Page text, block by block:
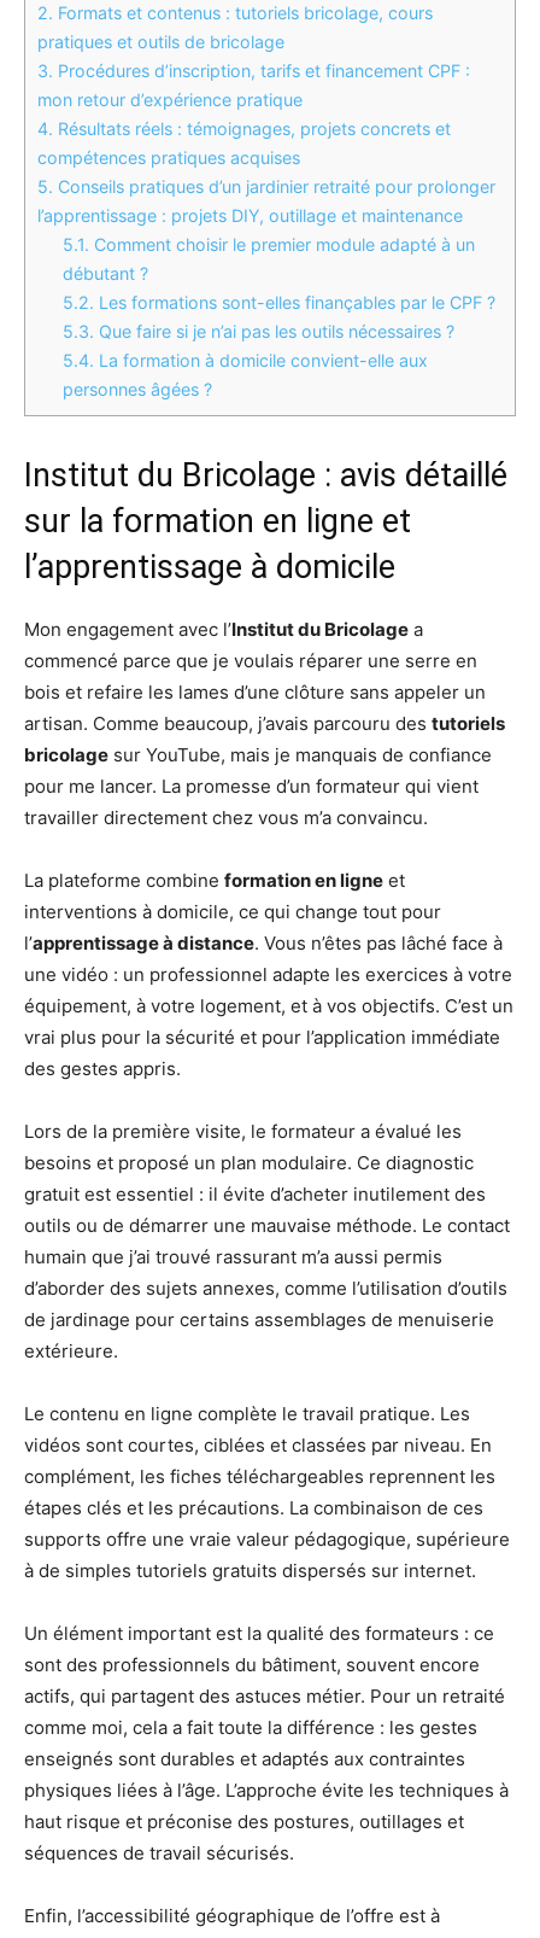
2. Formats et contenus : tutoriels bricolage, cours
pratiques et outils de bricolage
3. Procédures d’inscription, tarifs et financement CPF :
mon retour d’expérience pratique
4. Résultats réels : témoignages, projets concrets et
compétences pratiques acquises
5. Conseils pratiques d’un jardinier retraité pour prolonger
l’apprentissage : projets DIY, outillage et maintenance
5.1. Comment choisir le premier module adapté à un
débutant ?
5.2. Les formations sont-elles finançables par le CPF ?
5.3. Que faire si je n’ai pas les outils nécessaires ?
5.4. La formation à domicile convient-elle aux
personnes âgées ?
Institut du Bricolage : avis détaillé
sur la formation en ligne et
l’apprentissage à domicile
Mon engagement avec l’Institut du Bricolage a
commencé parce que je voulais réparer une serre en
bois et refaire les lames d’une clôture sans appeler un
artisan. Comme beaucoup, j’avais parcouru des tutoriels
bricolage sur YouTube, mais je manquais de confiance
pour me lancer. La promesse d’un formateur qui vient
travailler directement chez vous m’a convaincu.
La plateforme combine formation en ligne et
interventions à domicile, ce qui change tout pour
l’apprentissage à distance. Vous n’êtes pas lâché face à
une vidéo : un professionnel adapte les exercices à votre
équipement, à votre logement, et à vos objectifs. C’est un
vrai plus pour la sécurité et pour l’application immédiate
des gestes appris.
Lors de la première visite, le formateur a évalué les
besoins et proposé un plan modulaire. Ce diagnostic
gratuit est essentiel : il évite d’acheter inutilement des
outils ou de démarrer une mauvaise méthode. Le contact
humain que j’ai trouvé rassurant m’a aussi permis
d’aborder des sujets annexes, comme l’utilisation d’outils
de jardinage pour certains assemblages de menuiserie
extérieure.
Le contenu en ligne complète le travail pratique. Les
vidéos sont courtes, ciblées et classées par niveau. En
complément, les fiches téléchargeables reprennent les
étapes clés et les précautions. La combinaison de ces
supports offre une vraie valeur pédagogique, supérieure
à de simples tutoriels gratuits dispersés sur internet.
Un élément important est la qualité des formateurs : ce
sont des professionnels du bâtiment, souvent encore
actifs, qui partagent des astuces métier. Pour un retraité
comme moi, cela a fait toute la différence : les gestes
enseignés sont durables et adaptés aux contraintes
physiques liées à l’âge. L’approche évite les techniques à
haut risque et préconise des postures, outillages et
séquences de travail sécurisés.
Enfin, l’accessibilité géographique de l’offre est à